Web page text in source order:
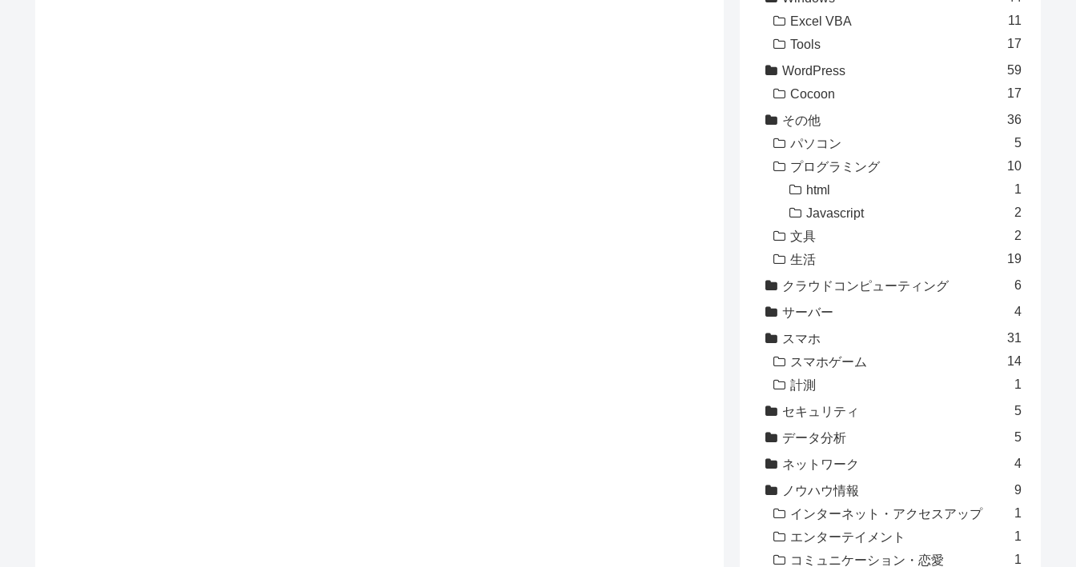
Excel VBA
11
Tools
17
WordPress
59
Cocoon
17
その他
36
パソコン
5
プログラミング
10
html
1
Javascript
2
文具
2
生活
19
クラウドコンピューティング
6
サーバー
4
スマホ
31
スマホゲーム
14
計測
1
セキュリティ
5
データ分析
5
ネットワーク
4
ノウハウ情報
9
インターネット・アクセスアップ
1
エンターテイメント
1
コミュニケーション・恋愛
1